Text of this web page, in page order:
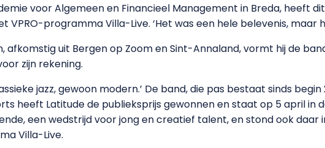
voor Algemeen en Financieel Management in Breda, heeft
programma Villa-Live. ‘Het was een hele belevenis, maar
uit Bergen op Zoom en Sint-Annaland, vormt hij de
zijn rekening.
jazz, gewoon modern.’ De band, die pas bestaat sinds
heeft Latitude de publieksprijs gewonnen en staat op 5 april in
een wedstrijd voor jong en creatief talent, en stond ook daar
Villa-Live.